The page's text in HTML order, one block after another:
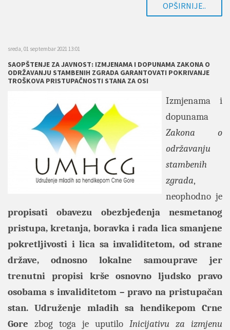
OPŠIRNIJE..
sreda, 01 septembar 2021 13:01
SAOPŠTENJE ZA JAVNOST: IZMJENAMA I DOPUNAMA ZAKONA O
ODRŽAVANJU STAMBENIH ZGRADA GARANTOVATI POKRIVANJE
TROŠKOVA PRISTUPAČNOSTI STANA ZA OSI
Izmjenama i
dopunama
Zakona o
održavanju
stambenih
zgrada,
neophodno je
propisati obavezu obezbjeđenja nesmetanog
pristupa, kretanja, boravka i rada lica smanjene
pokretljivosti i lica sa invaliditetom, od strane
države, odnosno lokalne samouprave jer
trenutni propisi krše osnovno ljudsko pravo
osobama s invaliditetom – pravo na pristupačan
stan. Udruženje mladih sa hendikepom Crne
Gore zbog toga je uputilo Inicijativu za izmjenu